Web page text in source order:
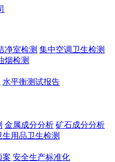
净室检测 集中空调卫生检测
烟检测
水平衡测试报告
金属成分分析 矿石成分分析
用品卫生检测
案 安全生产标准化